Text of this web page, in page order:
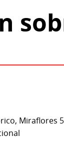
Miraflores